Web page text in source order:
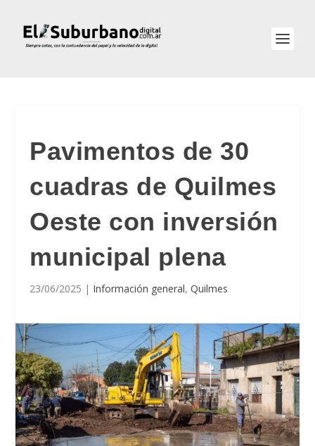
Pavimentos de 30
cuadras de Quilmes
Oeste con inversión
municipal plena
23/06/2025 | Información general,Quilmes